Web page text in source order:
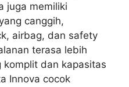
juga memiliki
canggih,
airbag, dan safety
terasa lebih
komplit dan kapasitas
Innova cocok